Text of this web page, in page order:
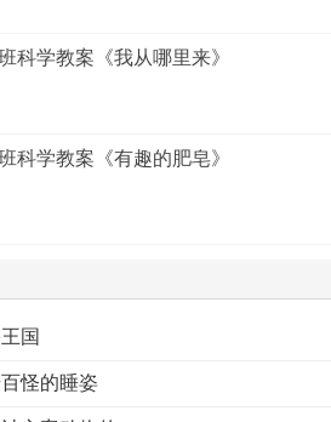
科学教案《我从哪里来》
科学教案《有趣的肥皂》
国
怪的睡姿